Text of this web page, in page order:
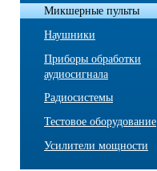
Микшерные пульты
Наушники
Приборы обработки
аудиосигнала
Радиосистемы
Тестовое оборудование
Усилители мощности